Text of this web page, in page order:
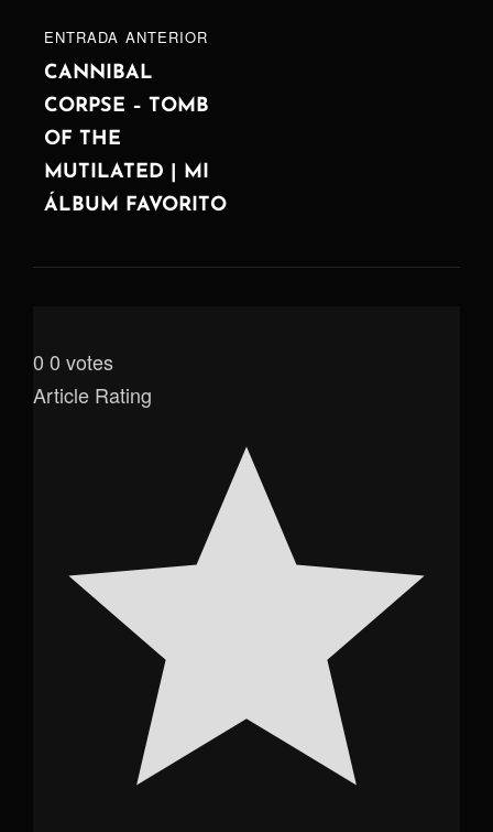
ENTRADA
ANTERIOR
ENTRADA ANTERIOR
CANNIBAL
CORPSE – TOMB
OF THE
MUTILATED | MI
ÁLBUM FAVORITO
0 0 votes
Article Rating